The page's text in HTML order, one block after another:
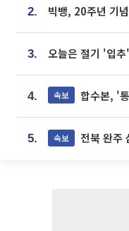
2.
3. 오늘은 절기 '입
4. 속보 합수본, '통계
5. 속보 전북 완주